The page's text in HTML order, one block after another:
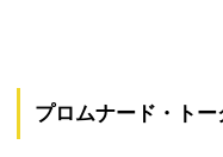
プロムナード・トー